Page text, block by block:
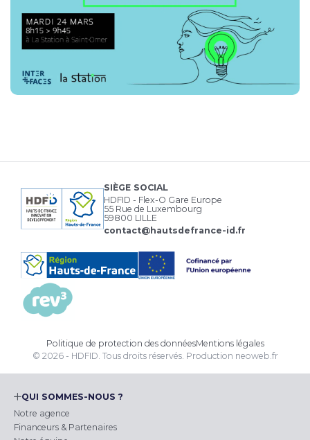
SIÈGE SOCIAL
HDFID - Flex-O Gare Europe
55 Rue de Luxembourg
59800 LILLE
contact@hautsdefrance-id.fr
Politique de protection des donnéesMentions légales
© 2026 - HDFID. Tous droits réservés. Production neoweb.fr
QUI SOMMES-NOUS ?
Notre agence
Financeurs & Partenaires